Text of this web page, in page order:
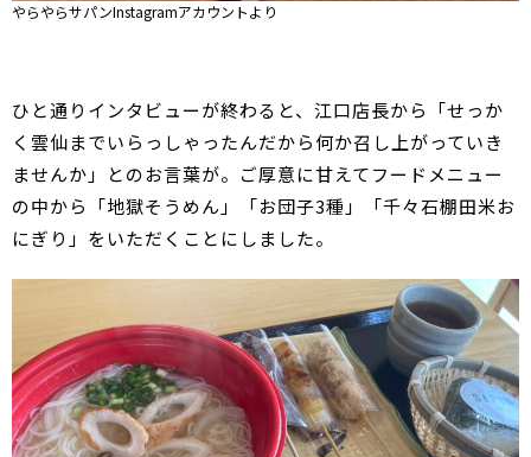
やらやらサパンInstagramアカウントより
ひと通りインタビューが終わると、江口店長から「せっか
く雲仙までいらっしゃったんだから何か召し上がっていき
ませんか」とのお言葉が。ご厚意に甘えてフードメニュー
の中から「地獄そうめん」「お団子3種」「千々石棚田米お
にぎり」をいただくことにしました。